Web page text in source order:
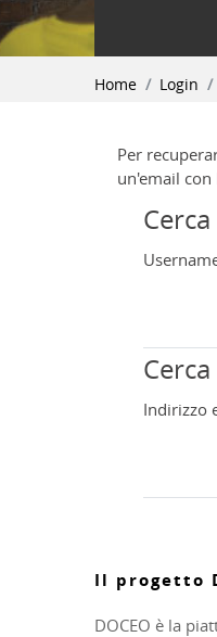
Home Login
Per
un'email
Indirizzo
Il progetto
DOCEO è la